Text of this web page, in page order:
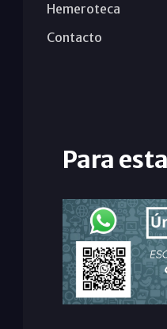
Hemeroteca
Contacto
Para